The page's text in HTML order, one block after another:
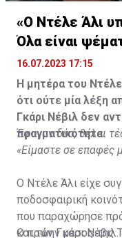
«Ο Ντέλε Άλι
Όλα είναι
υιοθετημένος»
16.07.2023 17:15
Η μητέρα του
ότι ούτε μία λέξη
Γκάρι Νέβιλ δεν
πραγματικότητα.
Έφυγαν δύο, θέλει
«Είμαστε σε επαφές
Ο Ντέλε Άλι είχε
ποδοσφαιρική
που παραχώρησε
και τον Γκάρι
Ο πρώην μέσος της